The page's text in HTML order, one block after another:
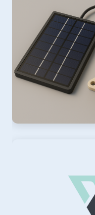
+120 % tráfico
Ver web
Ver caso